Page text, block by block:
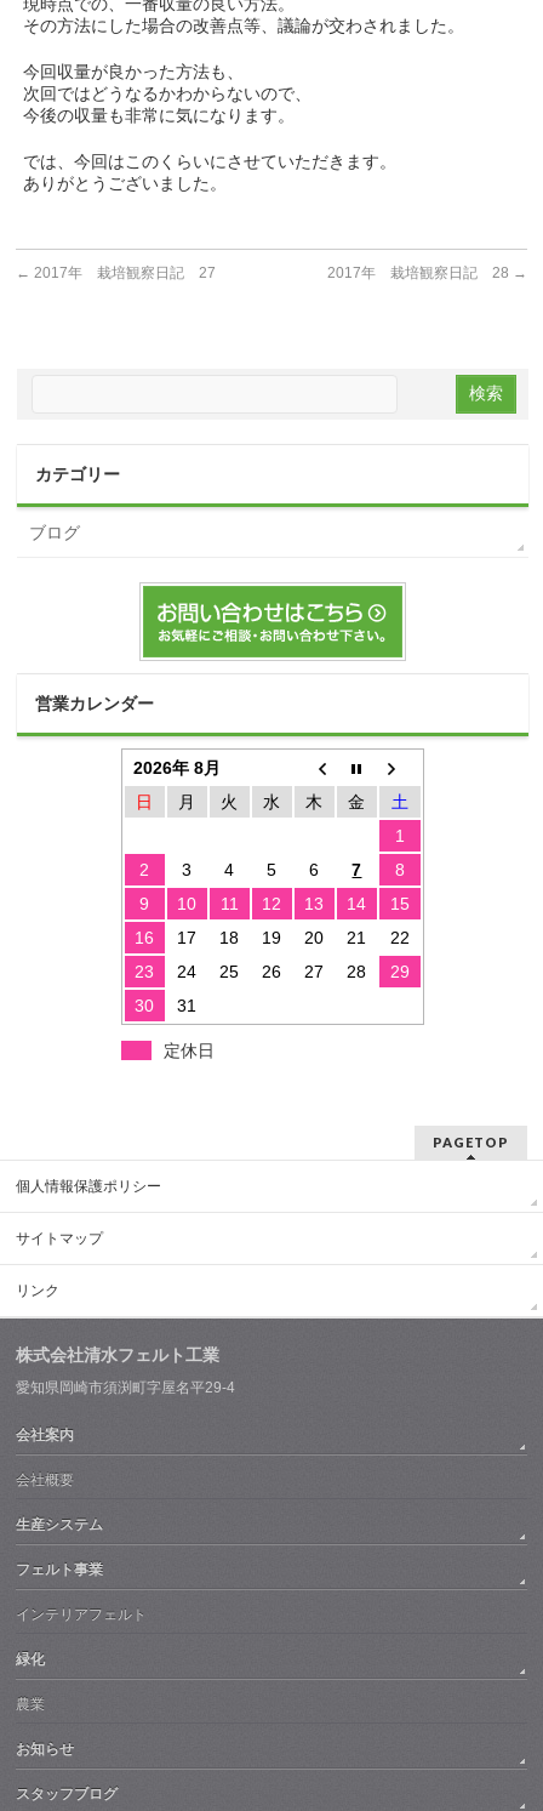
その方法にした場合の改善点等、議論が交わされました。
今回収量が良かった方法も、
次回ではどうなるかわからないので、
今後の収量も非常に気になります。
では、今回はこのくらいにさせていただきます。
ありがとうございました。
← 2017年 栽培観察日記 27 2017年 栽培観察日記 28 →
カテゴリー
ブログ
営業カレンダー
2026年 8月
日
月 火 水 木 金
土
1
2
3 4 5 6 7
8
9
10 11 12 13 14
15
16
17 18 19 20 21
22
23
24 25 26 27 28
29
30
31
定休日
PAGETOP
個人情報保護ポリシー
サイトマップ
リンク
株式会社清水フェルト工業
愛知県岡崎市須渕町字屋名平29-4
会社案内
会社概要
生産システム
フェルト事業
インテリアフェルト
緑化
農業
お知らせ
スタッフブログ